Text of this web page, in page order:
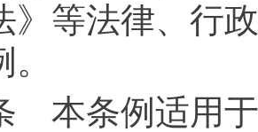
》等法律、行
本条例适用